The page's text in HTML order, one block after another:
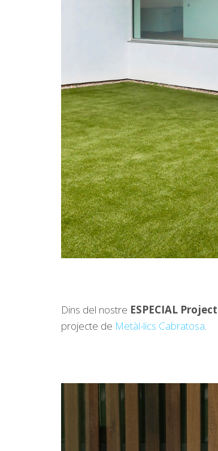
Dins del nostre ESPECIAL
projecte de Metàl-lics Cabratosa.